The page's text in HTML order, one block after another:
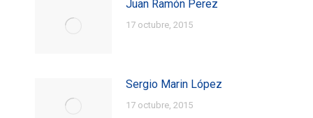
Juan Ramón Perez
17 octubre, 2015
Sergio Marin López
17 octubre, 2015